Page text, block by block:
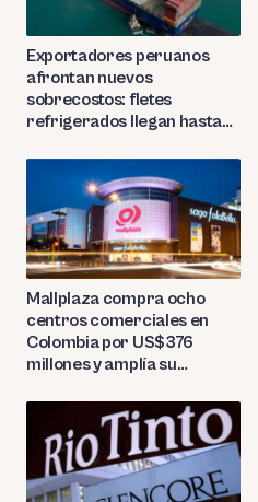
Exportadores peruanos
afrontan nuevos
sobrecostos: fletes
refrigerados llegan hasta
Mallplaza compra ocho
centros comerciales en
Colombia por US$376
millones y amplía su